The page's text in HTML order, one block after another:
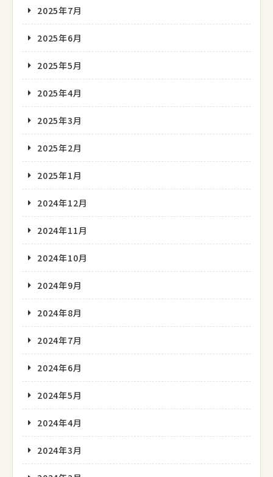
2025年7月
2025年6月
2025年5月
2025年4月
2025年3月
2025年2月
2025年1月
2024年12月
2024年11月
2024年10月
2024年9月
2024年8月
2024年7月
2024年6月
2024年5月
2024年4月
2024年3月